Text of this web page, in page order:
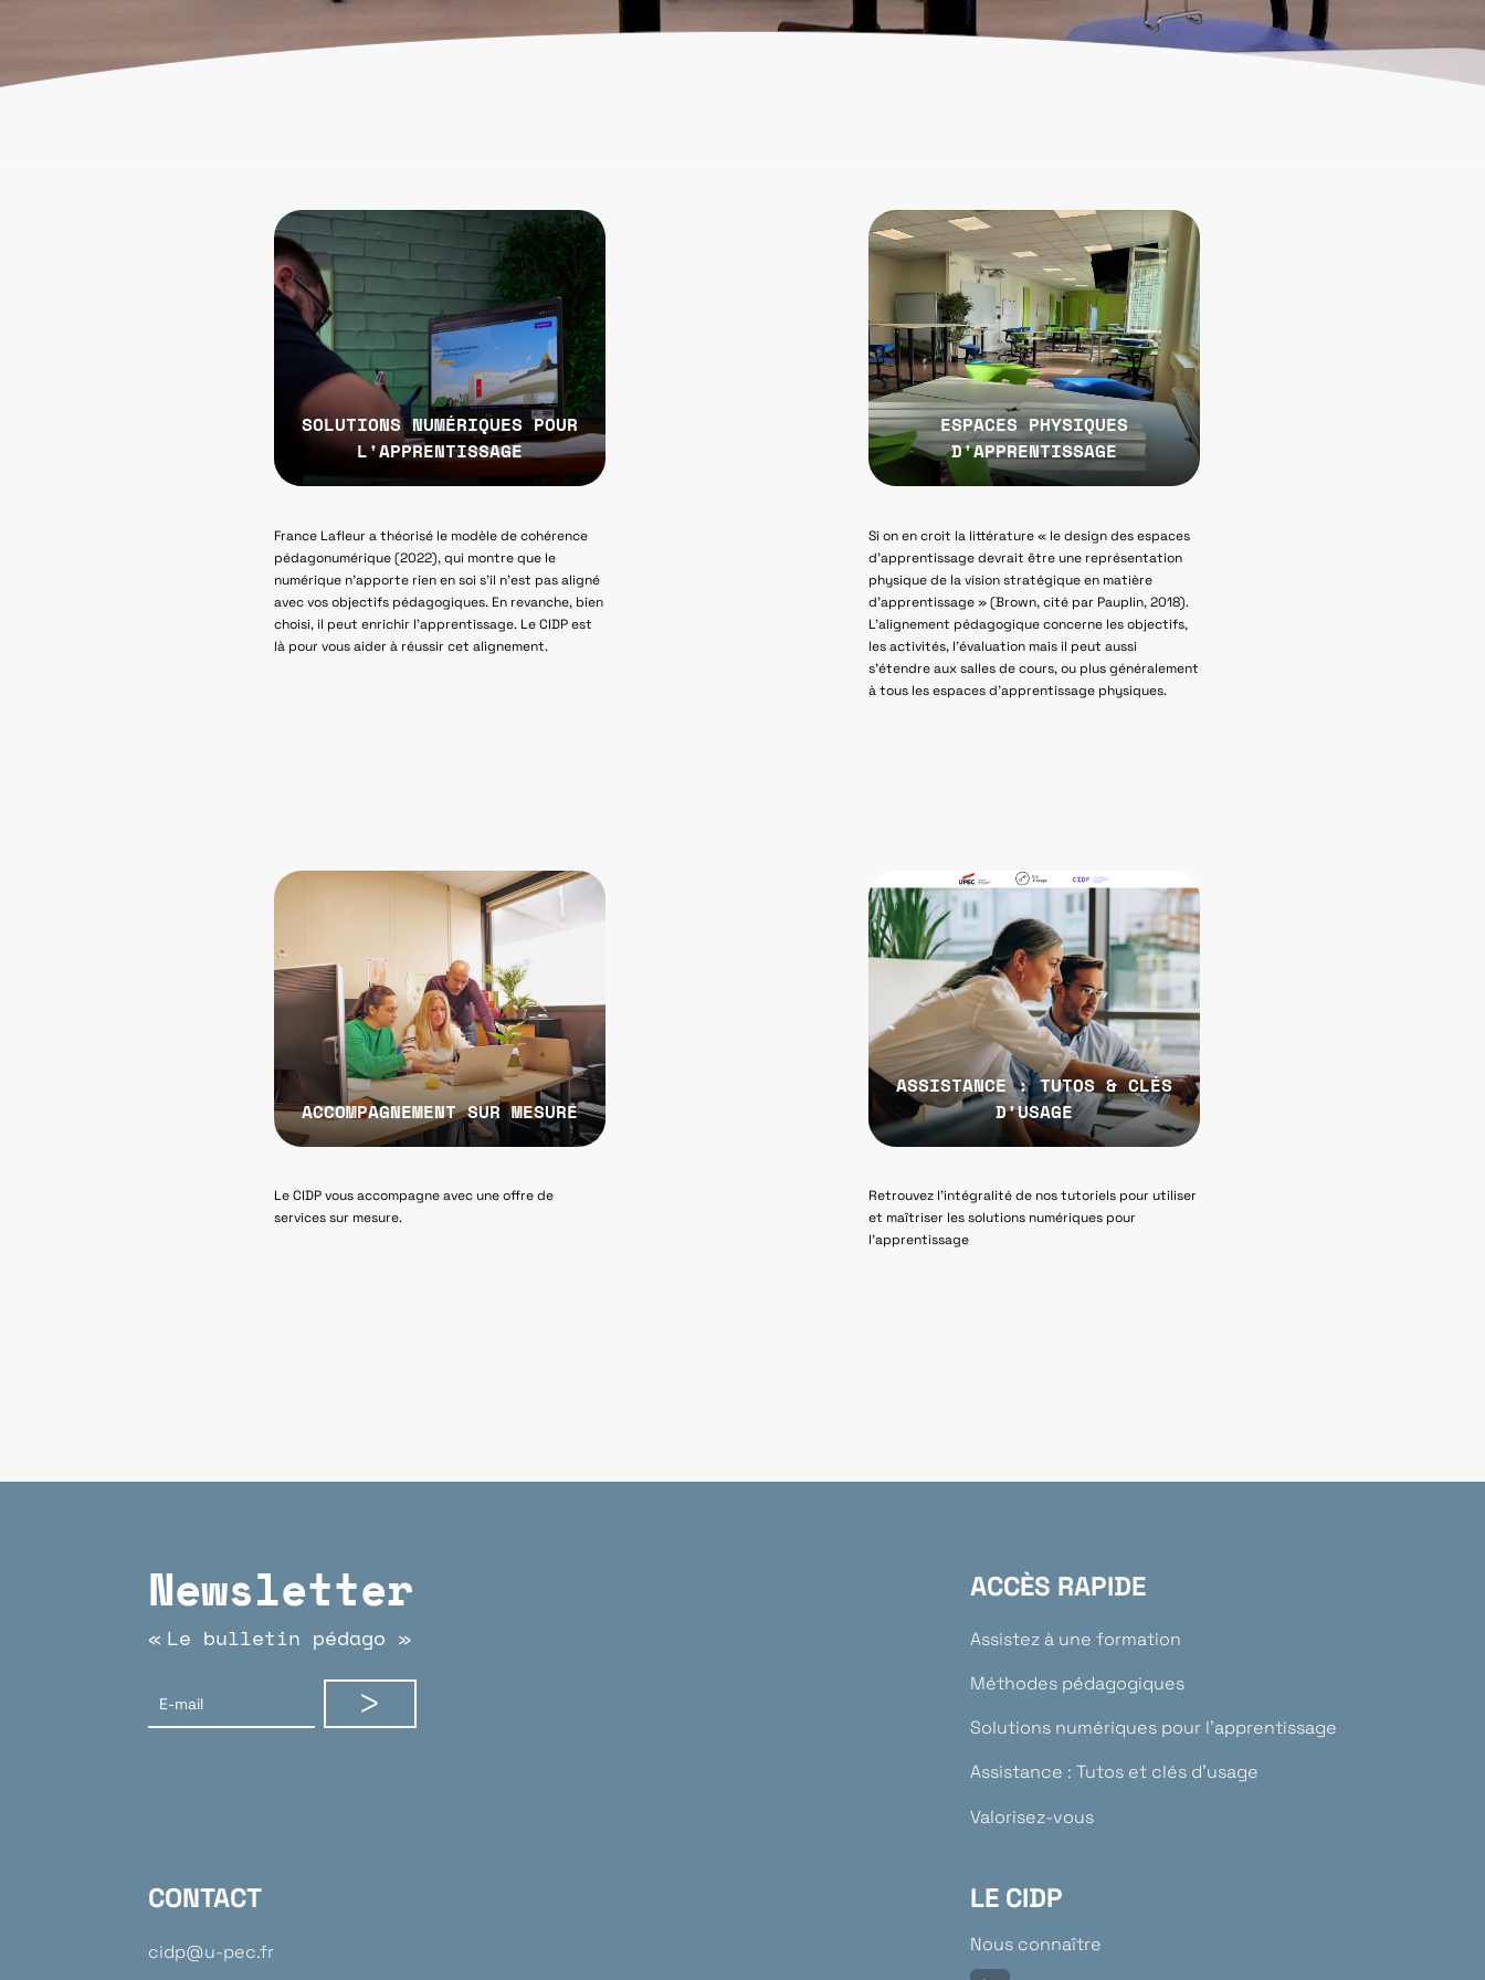
SOLUTIONS NUMÉRIQUES POUR
L'APPRENTISSAGE
France Lafleur a théorisé le modèle de cohérence
pédagonumérique (2022), qui montre que le
numérique n’apporte rien en soi s’il n’est pas aligné
avec vos objectifs pédagogiques. En revanche, bien
choisi, il peut enrichir l’apprentissage. Le CIDP est
là pour vous aider à réussir cet alignement.
ESPACES PHYSIQUES
D'APPRENTISSAGE
Si on en croit la littérature « le design des espaces
d’apprentissage devrait être une représentation
physique de la vision stratégique en matière
d’apprentissage » (Brown, cité par Pauplin, 2018).
L’alignement pédagogique concerne les objectifs,
les activités, l’évaluation mais il peut aussi
s’étendre aux salles de cours, ou plus généralement
à tous les espaces d’apprentissage physiques.
ACCOMPAGNEMENT SUR MESURE
Le CIDP vous accompagne avec une offre de
services sur mesure.
ASSISTANCE : TUTOS & CLÉS
D'USAGE
Retrouvez l’intégralité de nos tutoriels pour utiliser
et maîtriser les solutions numériques pour
l’apprentissage
Newsletter
« Le bulletin pédago »
ACCÈS RAPIDE
Assistez à une formation
Méthodes pédagogiques
Solutions numériques pour l’apprentissage
Assistance : Tutos et clés d’usage
Valorisez-vous
CONTACT
cidp@u-pec.fr
LE CIDP
Nous connaître